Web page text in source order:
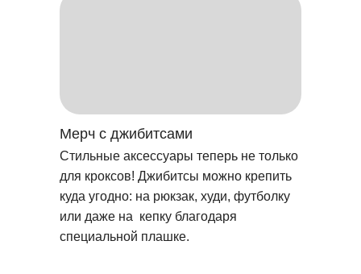
Мерч с джибитсами
Стильные аксессуары теперь не только
для кроксов! Джибитсы можно крепить
куда угодно: на рюкзак, худи, футболку
или даже на кепку благодаря
специальной плашке.